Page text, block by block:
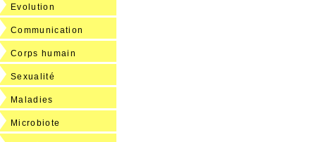
Evolution
Communication
Corps humain
Sexualité
Maladies
Microbiote